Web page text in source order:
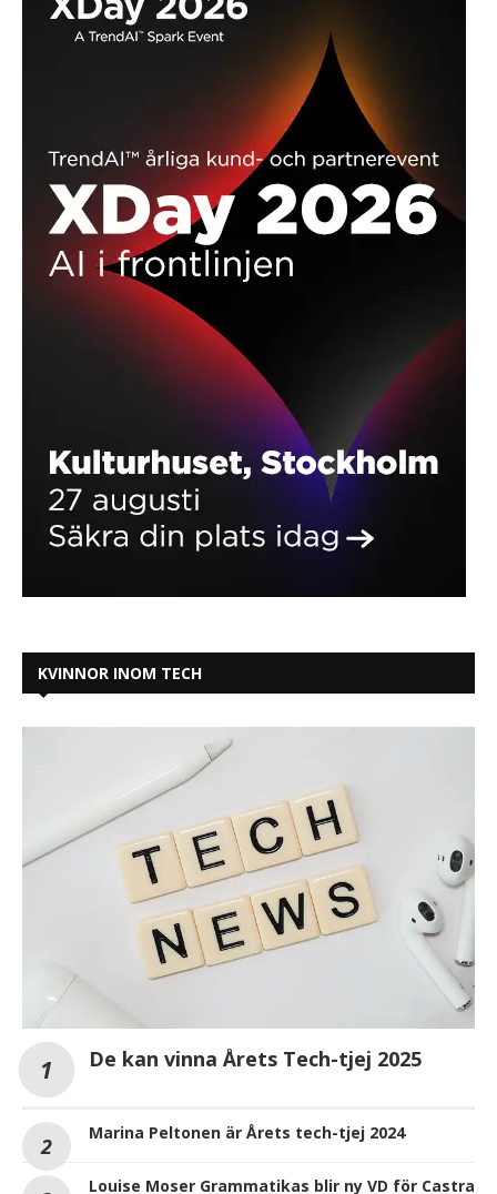
KVINNOR INOM TECH
De kan vinna Årets Tech-tjej 2025
Marina Peltonen är Årets tech-tjej 2024
Louise Moser Grammatikas blir ny VD för Castra